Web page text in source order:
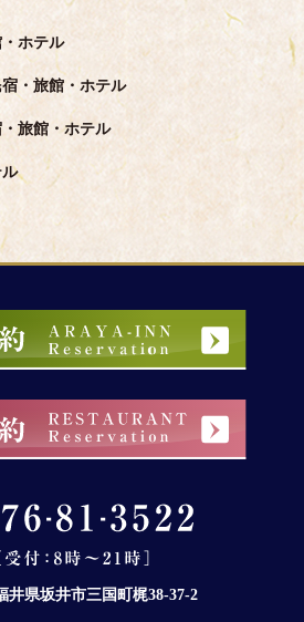
ホテル
・旅館・ホテル
旅館・ホテル
井県坂井市三国町梶38-37-2